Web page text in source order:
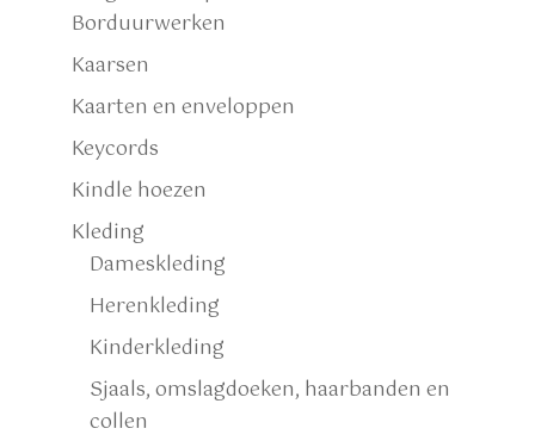
Borduurwerken
Kaarsen
Kaarten en enveloppen
Keycords
Kindle hoezen
Kleding
Dameskleding
Herenkleding
Kinderkleding
Sjaals, omslagdoeken, haarbanden en
collen